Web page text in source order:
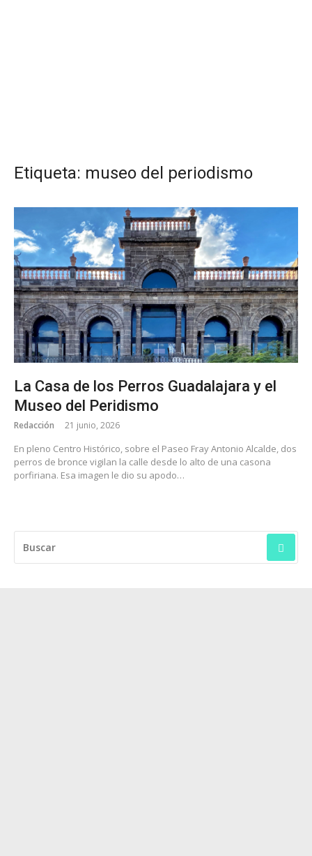
Etiqueta: museo del periodismo
La Casa de los Perros Guadalajara y el
Museo del Peridismo
Redacción 21 junio, 2026
En pleno Centro Histórico, sobre el Paseo Fray Antonio Alcalde, dos
perros de bronce vigilan la calle desde lo alto de una casona
porfiriana. Esa imagen le dio su apodo…